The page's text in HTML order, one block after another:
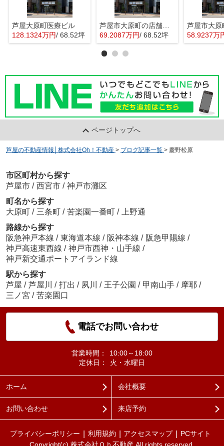
芦屋大原町医療ビル
128.1324万円/ 68.52坪
芦屋市大原町の店舗事務所
69.2087万円/ 68.52坪 58.9237万
ページトップへ
芦屋の不動産情報│株式会社Oh！不動産 > ブログ記事一覧 > 慶野松原
市区町村から探す
芦屋市 / 西宮市 / 神戸市灘区
町名から探す
大原町 / 三条町 / 苦楽園一番町 /
上野通
路線から探す
阪急神戸本線 / 東海道本線 / 阪神本線 / 阪急甲陽線 /
神戸高速東西線 / 神戸市西神・山手線 /
神戸新交通ポートアイランド線
駅から探す
芦屋 / 芦屋川 / 打出 / 夙川 / 王子公園 / 甲南山手 / 摩耶 /
三ノ宮 / 苦楽園口
電話でお問い合わせ
営業時間：
10:00～18:00
定休日：
火・水曜日
ホーム 会社概要
お問い合わせ 来店予約
プライバシーポリシー 利用規約 アクセスマップ
PCサイト